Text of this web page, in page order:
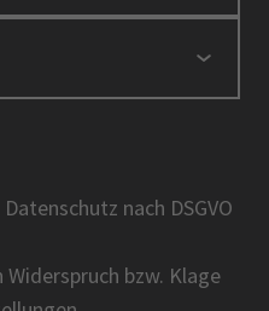
nach DSGVO
bzw. Klage